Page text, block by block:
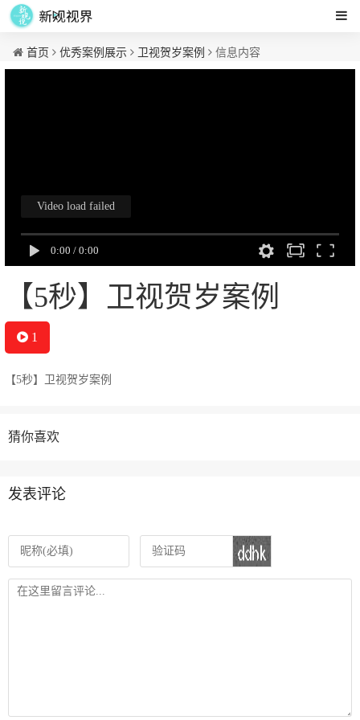
首页 优秀案例展示 卫视贺岁案例 信息内容
【5秒】卫视贺岁案例
1
【5秒】卫视贺岁案例
猜你喜欢
发表评论